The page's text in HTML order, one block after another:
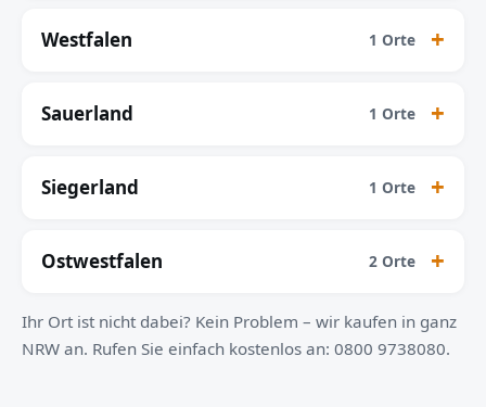
Westfalen 1 Orte
Sauerland 1 Orte
Siegerland 1 Orte
Ostwestfalen 2 Orte
Ihr Ort ist nicht dabei? Kein Problem – wir kaufen in ganz
NRW an. Rufen Sie einfach kostenlos an: 0800 9738080.